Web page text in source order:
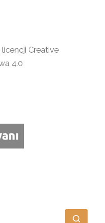
licencji Creative
4.0